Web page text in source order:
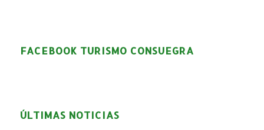
FACEBOOK TURISMO CONSUEGRA
ÚLTIMAS NOTICIAS